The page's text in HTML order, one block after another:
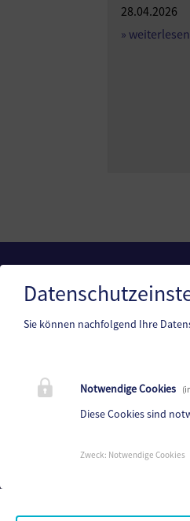
28.04.2026
»
Liftstraße 1,
E-Mail:
Sie können nachfolgend Ihre
Notwendige Cookies
Diese Cookies sind
Zweck: Notwendige Cookies